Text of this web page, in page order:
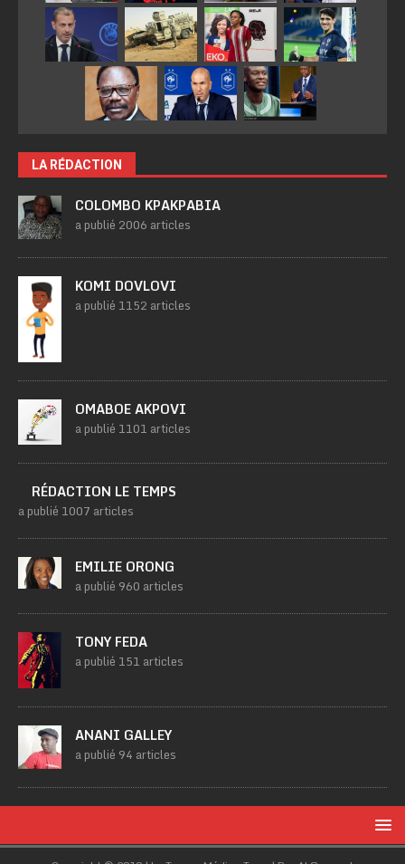
LA RÉDACTION
COLOMBO KPAKPABIA
a publié 2006 articles
KOMI DOVLOVI
a publié 1152 articles
OMABOE AKPOVI
a publié 1101 articles
RÉDACTION LE TEMPS
a publié 1007 articles
EMILIE ORONG
a publié 960 articles
TONY FEDA
a publié 151 articles
ANANI GALLEY
a publié 94 articles